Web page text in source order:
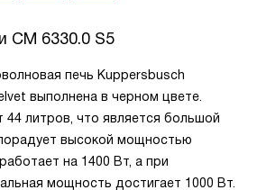
CM 6330.0 S5
печь Kuppersbusch
выполнена в черном цвете.
44 литров, что является большой
высокой мощностью
на 1400 Вт, а при
мощность достигает 1000 Вт.